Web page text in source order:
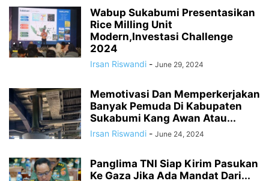
Wabup Sukabumi Presentasikan
Rice Milling Unit
Modern,Investasi Challenge
2024
Irsan Riswandi - June 29, 2024
Memotivasi Dan Memperkerjakan
Banyak Pemuda Di Kabupaten
Sukabumi Kang Awan Atau...
Irsan Riswandi - June 24, 2024
Panglima TNI Siap Kirim Pasukan
Ke Gaza Jika Ada Mandat Dari...